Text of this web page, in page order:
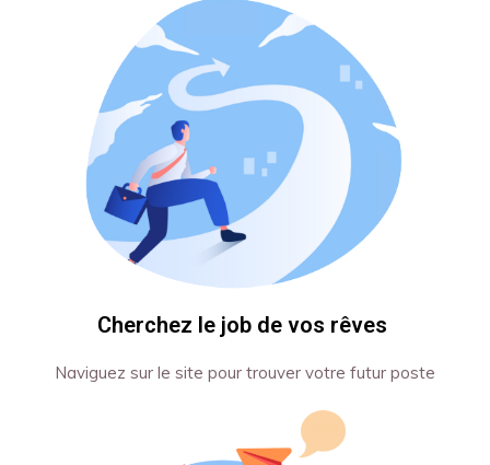
Cherchez le job de vos rêves
Naviguez sur le site pour trouver votre futur poste